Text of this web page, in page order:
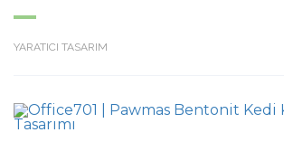
YARATICI TASARIM